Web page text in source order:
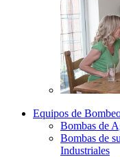
Equipos de
Bombas de
Bombas de
Industriales